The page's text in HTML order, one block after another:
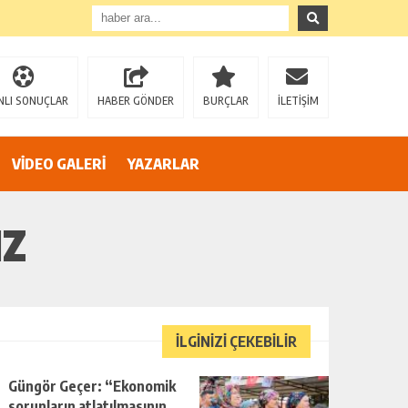
AZİZ SAĞIROĞLU’NDAN SERT ÇIKIŞ: “YÜREĞİR’İ MAKAM HIRSINA VE SİYASİ OYUNLARA TESLİM ETMEYECEĞİZ!”
SONUÇLAR HABER GÖNDER BURÇLAR İLETİŞİM
VİDEO GALERİ YAZARLAR
İLGİNİZİ ÇEKEBİLİR
Güngör Geçer: “Ekonomik